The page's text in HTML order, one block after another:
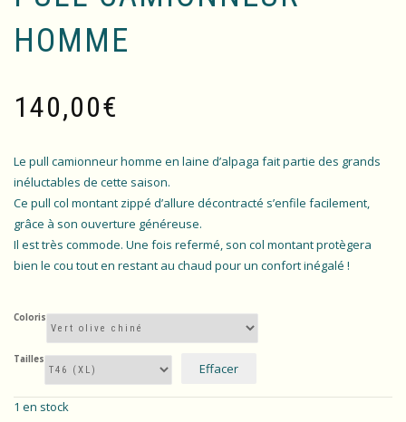
HOMME
140,00€
Le pull camionneur homme en laine d’alpaga fait partie des grands
inéluctables de cette saison.
Ce pull col montant zippé d’allure décontracté s’enfile facilement,
grâce à son ouverture généreuse.
Il est très commode. Une fois refermé, son col montant protègera
bien le cou tout en restant au chaud pour un confort inégalé !
Coloris
Tailles
Effacer
1 en stock